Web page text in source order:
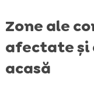
Zone ale
afectate și
acasă